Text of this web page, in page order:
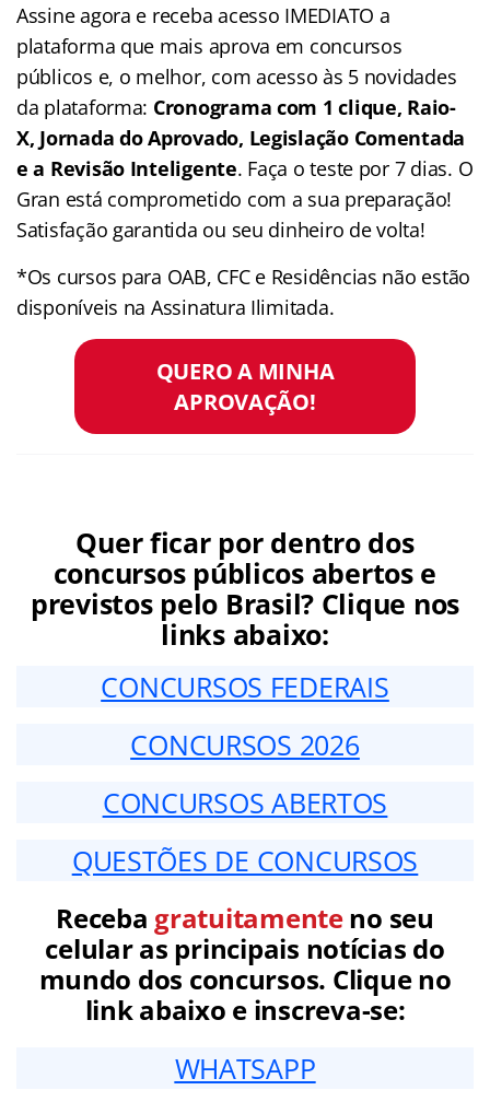
Assine agora e receba acesso IMEDIATO a
plataforma que mais aprova em concursos
públicos e, o melhor, com acesso às 5 novidades
da plataforma: Cronograma com 1 clique, Raio-
X, Jornada do Aprovado, Legislação Comentada
e a Revisão Inteligente. Faça o teste por 7 dias. O
Gran está comprometido com a sua preparação!
Satisfação garantida ou seu dinheiro de volta!
*Os cursos para OAB, CFC e Residências não estão
disponíveis na Assinatura Ilimitada.
QUERO A MINHA
APROVAÇÃO!
Quer ficar por dentro dos
concursos públicos abertos e
previstos pelo Brasil? Clique nos
links abaixo:
CONCURSOS FEDERAIS
CONCURSOS 2026
CONCURSOS ABERTOS
QUESTÕES DE CONCURSOS
Receba gratuitamenteno seu
celular as principais notícias do
mundo dos concursos. Clique no
link abaixo e inscreva-se:
WHATSAPP